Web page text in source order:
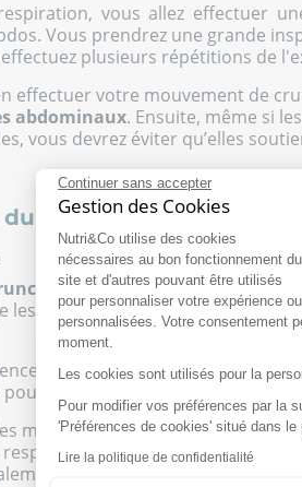
Continuer sans accepter
Gestion des Cookies
Nutri&Co utilise des cookies
nécessaires au bon fonctionnement du
site et d'autres pouvant être utilisés
pour personnaliser votre expérience
personnalisées. Votre consentement
moment.
Les cookies sont utilisés pour la
Pour modifier vos préférences par la
'Préférences de cookies' situé dans le
Lire la politique de confidentialité
vous allez effectuer
Vous prendrez une grande
plusieurs répétitions de
effectuer votre mouvement de
abdominaux. Ensuite, même si
vous devrez éviter qu’elles
crunch classique
assez connue par les
les obliques, les muscles
par vous allonger sur le
le crunch classique. Les pieds
mains sur les oreilles, derrière
profondément. Le
contracter le périnée.